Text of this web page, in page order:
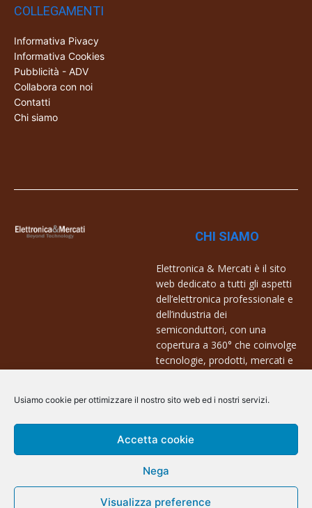
Usiamo cookie per ottimizzare il nostro sito web ed i nostri servizi.
Accetta cookie
Nega
Visualizza preference
COLLEGAMENTI
Informativa Pivacy
Informativa Cookies
Pubblicità - ADV
Collabora con noi
Contatti
Chi siamo
CHI SIAMO
Elettronica & Mercati è il sito
web dedicato a tutti gli aspetti
dell’elettronica professionale e
dell’industria dei
semiconduttori, con una
copertura a 360° che coinvolge
tecnologie, prodotti, mercati e
Contatti:
info@arscommunication.it
@ArsCommunication 2023